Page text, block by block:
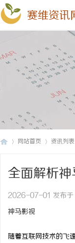
赛维资讯
网站首页 资讯列表
全面解析
2026-07-01 发布于
神马影视
随着互联网技术的飞